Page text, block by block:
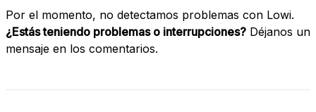
Por el momento, no detectamos problemas con Lowi.
¿Estás teniendo problemas o interrupciones? Déjanos un
mensaje en los comentarios.